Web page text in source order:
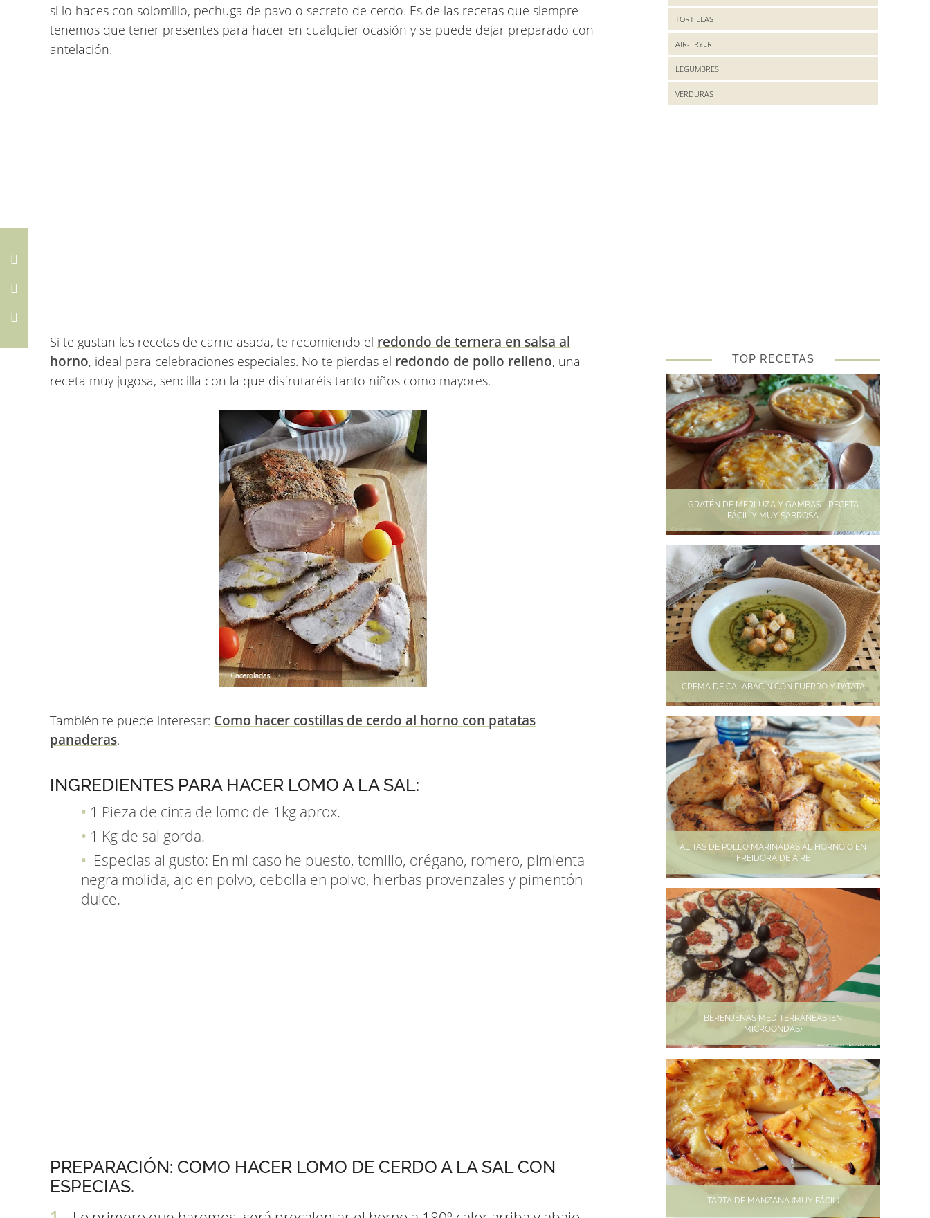
si lo haces con solomillo, pechuga de pavo o secreto de cerdo. Es de las recetas que siempre
tenemos que tener presentes para hacer en cualquier ocasión y se puede dejar preparado con
antelación.
Si te gustan las recetas de carne asada, te recomiendo el redondo de ternera en salsa al
horno, ideal para celebraciones especiales. No te pierdas el redondo de pollo relleno, una
receta muy jugosa, sencilla con la que disfrutaréis tanto niños como mayores.
También te puede interesar: Como hacer costillas de cerdo al horno con patatas
panaderas.
INGREDIENTES PARA HACER LOMO A LA SAL:
1 Pieza de cinta de lomo de 1kg aprox.
1 Kg de sal gorda.
Especias al gusto: En mi caso he puesto, tomillo, orégano, romero, pimienta
negra molida, ajo en polvo, cebolla en polvo, hierbas provenzales y pimentón
dulce.
PREPARACIÓN: COMO HACER LOMO DE CERDO A LA SAL CON
ESPECIAS.
TORTILLAS
AIR-FRYER
LEGUMBRES
VERDURAS
TOP RECETAS
GRATÉN DE MERLUZA Y GAMBAS - RECETA
FÁCIL Y MUY SABROSA
CREMA DE CALABACÍN CON PUERRO Y PATATA
ALITAS DE POLLO MARINADAS AL HORNO O EN
FREIDORA DE AIRE
BERENJENAS MEDITERRÁNEAS (EN
MICROONDAS)
TARTA DE MANZANA (MUY FÁCIL)